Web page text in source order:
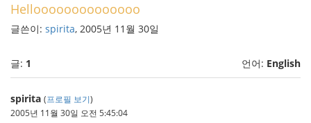
Helloooooooooooooo
글쓴이: spirita, 2005년 11월 30일
글: 1 언어: English
spirita (프로필 보기)
2005년 11월 30일 오전 5:45:04